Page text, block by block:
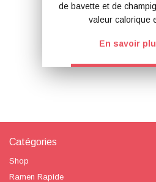
de bavette et de
valeur calorique
En savoir
Catégories
Shop
Ramen Rapide